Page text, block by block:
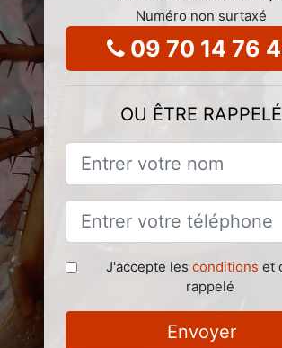
Numéro non surtaxé
09 70 14 76
OU ÊTRE RAPPELÉ
J'accepte les conditions et
rappelé
Envoyer